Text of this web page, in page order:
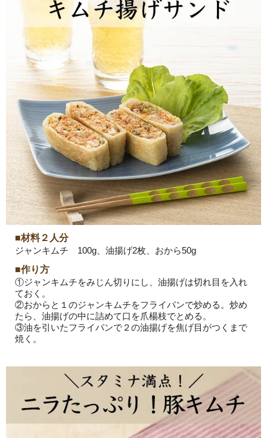
■材料２人分
ジャンキムチ 100g、油揚げ2枚、おから50g
■作り方
①ジャンキムチをみじん切りにし、油揚げは切れ目を入れ
ておく。
②おからと１のジャンキムチをフライパンで炒める。炒め
たら、油揚げの中に詰めて口を爪楊枝でとめる。
③油を引いたフライパンで２の油揚げを焦げ目がつくまで
焼く。